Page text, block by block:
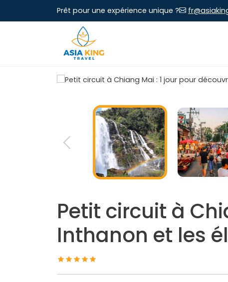
Prêt pour une expérience unique ?
Petit circuit à
Inthanon et les